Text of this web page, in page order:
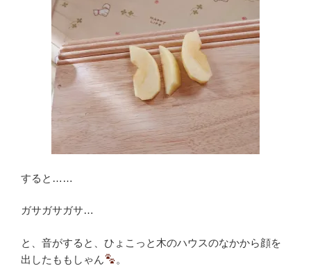
すると……
ガサガサガサ…
と、音がすると、ひょこっと木のハウスのなかから顔を
出したももしゃん
。